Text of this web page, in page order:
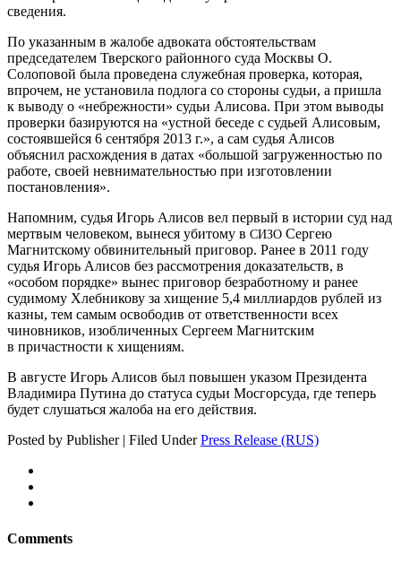
сведения.
По указанным в жалобе адвоката обстоятельствам
председателем Тверского районного суда Москвы О.
Солоповой была проведена служебная проверка, которая,
впрочем, не установила подлога со стороны судьи, а пришла
к выводу о «небрежности» судьи Алисова. При этом выводы
проверки базируются на «устной беседе с судьей Алисовым,
состоявшейся 6 сентября 2013 г.», а сам судья Алисов
объяснил расхождения в датах «большой загруженностью по
работе, своей невнимательностью при изготовлении
постановления».
Напомним, судья Игорь Алисов вел первый в истории суд над
мертвым человеком, вынеся убитому в СИЗО Сергею
Магнитскому обвинительный приговор. Ранее в 2011 году
судья Игорь Алисов без рассмотрения доказательств, в
«особом порядке» вынес приговор безработному и ранее
судимому Хлебникову за хищение 5,4 миллиардов рублей из
казны, тем самым освободив от ответственности всех
чиновников, изобличенных Сергеем Магнитским
в причастности к хищениям.
В августе Игорь Алисов был повышен указом Президента
Владимира Путина до статуса судьи Мосгорсуда, где теперь
будет слушаться жалоба на его действия.
Posted by Publisher | Filed UnderPress Release (RUS)
Comments